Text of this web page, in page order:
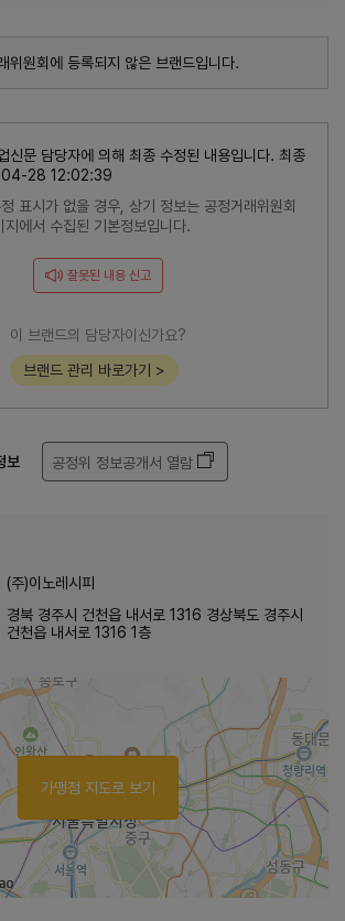
위원회에 등록되지 않은 브랜드입니다.
신문 담당자에 의해 최종 수정된 내용입니다. 최종
04-28 12:02:39
표시가 없을 경우, 상기 정보는 공정거래위원회
지에서 수집된 기본정보입니다.
잘못된 내용 신고
이 브랜드의 담당자이신가요?
브랜드 관리 바로가기 >
보 공정위 정보공개서 열람
(주)이노레시피
경북 경주시 건천읍 내서로 1316 경상북도 경주시
건천읍 내서로 1316 1층
가맹점 지도로 보기